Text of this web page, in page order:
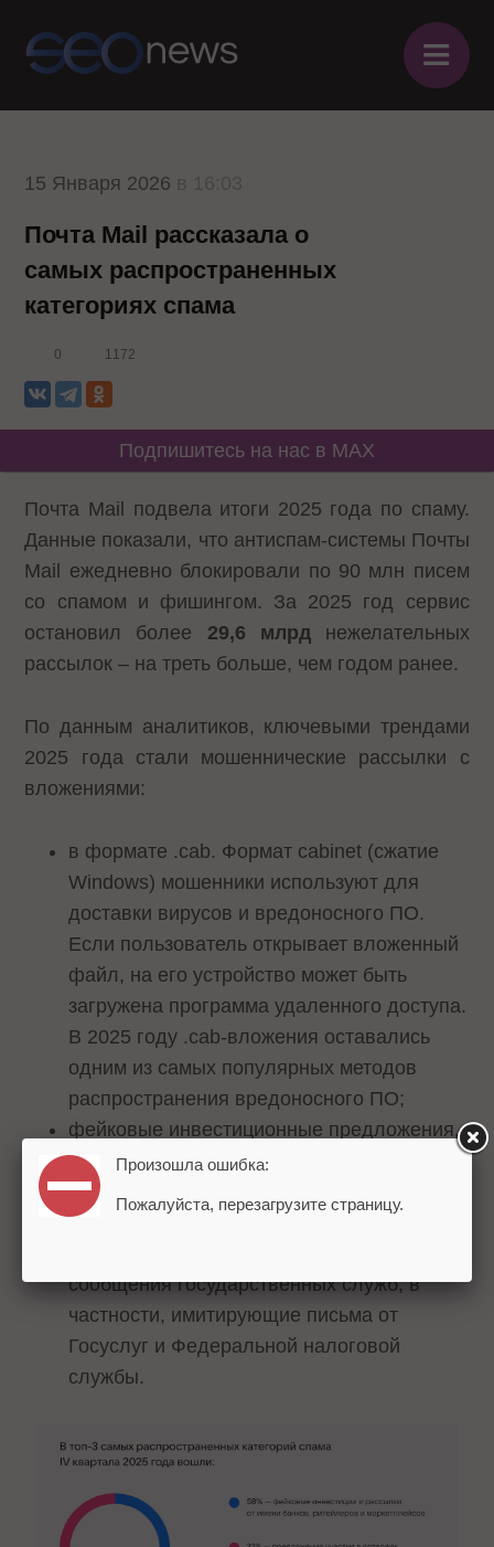
≡
15 Января 2026
Почта Mail рассказала о
самых распространенных
категориях спама
0 1172
Подпишитесь на нас в MAX
Почта Mail подвела итоги 2025 года по спаму.
Данные показали, что антиспам-системы Почты
Mail ежедневно блокировали по 90 млн писем
со спамом и фишингом. За 2025 год сервис
остановил более 29,6 млрднежелательных
рассылок – на треть больше, чем годом ранее.
По данным аналитиков, ключевыми трендами
2025 года стали мошеннические рассылки с
вложениями:
в формате .cab. Формат cabinet (сжатие
Windows) мошенники используют для
доставки вирусов и вредоносного ПО.
Если пользователь открывает вложенный
файл, на его устройство может быть
загружена программа удаленного доступа.
В 2025 году .cab-вложения оставались
одним из самых популярных методов
распространения вредоносного ПО;
фейковые инвестиционные предложения,
а также письма, маскирующиеся под
уведомления от госсервисов. В декабре
2025 года был зафиксирован всплеск
сообщения государственных служб, в
частности, имитирующие письма от
Госуслуг и Федеральной налоговой
службы.
Произошла ошибка:
Пожалуйста, перезагрузите страницу.